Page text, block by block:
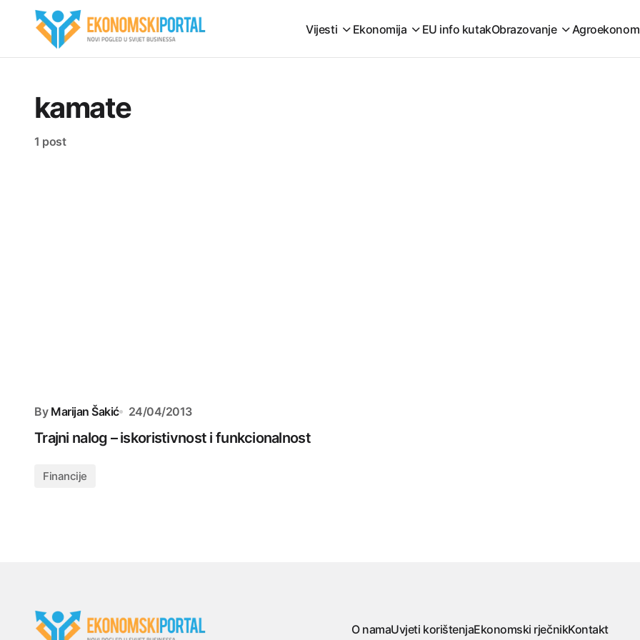
Vijesti Ekonomija EU info kutakObrazovanje
kamate
1 post
By Marijan Šakić 24/04/2013
Trajni nalog – iskoristivnost i funkcionalnost
Financije
O namaUvjeti korištenjaEkonomski rječnikKontakt